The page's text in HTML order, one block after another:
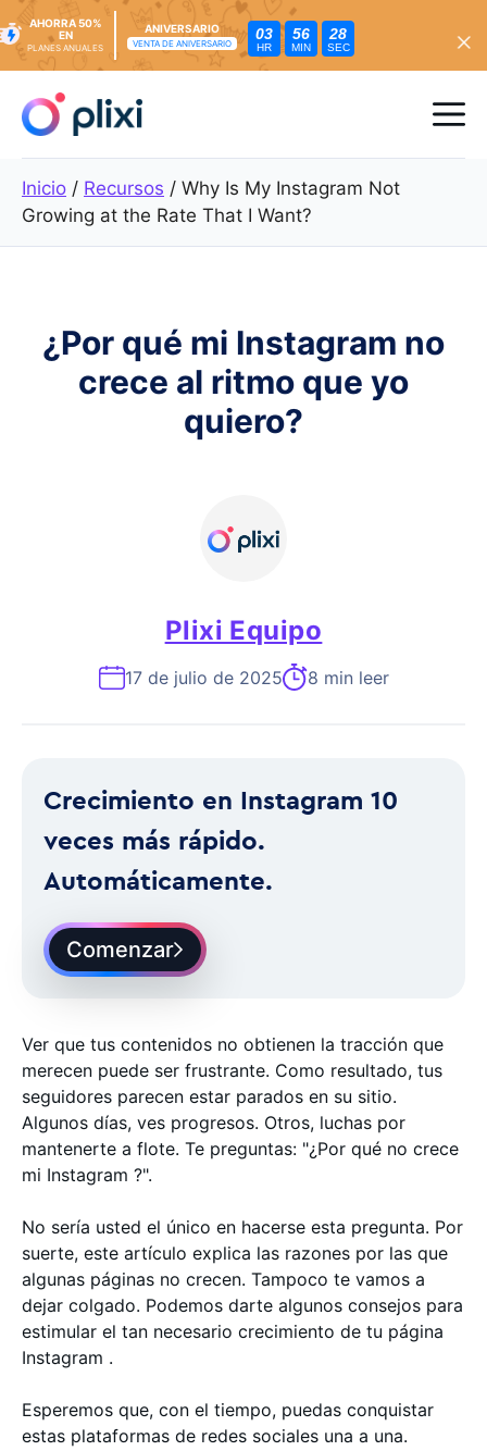
contenido
AHORRA 50%
EN
PLANES ANUALES
ANIVERSARIO
VENTA DE ANIVERSARIO
03
HR
56
MIN
26
SEC
Inicio / Recursos / Why Is My Instagram Not
Growing at the Rate That I Want?
¿Por qué mi Instagram no
crece al ritmo que yo
quiero?
Plixi Equipo
17 de julio de 2025 8 min leer
Crecimiento en Instagram 10
veces más rápido.
Automáticamente.
Comenzar
Ver que tus contenidos no obtienen la tracción que
merecen puede ser frustrante. Como resultado, tus
seguidores parecen estar parados en su sitio.
Algunos días, ves progresos. Otros, luchas por
mantenerte a flote. Te preguntas: "¿Por qué no crece
mi Instagram ?".
No sería usted el único en hacerse esta pregunta. Por
suerte, este artículo explica las razones por las que
algunas páginas no crecen. Tampoco te vamos a
dejar colgado. Podemos darte algunos consejos para
estimular el tan necesario crecimiento de tu página
Instagram .
Esperemos que, con el tiempo, puedas conquistar
estas plataformas de redes sociales una a una.